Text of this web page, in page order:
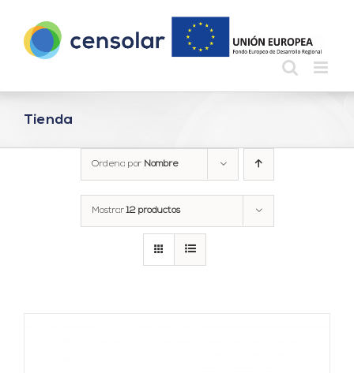
contenido
Tienda
Ordena por Nombre
Mostrar12 productos